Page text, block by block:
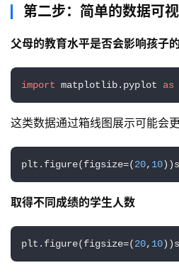
群
运
营
记
教
软
件
应
第二步：简单的数据可
父母的教育水平是否会影响孩子
import matplotlib.pyplot as
这类数据通过箱线图展示可能会
plt.figure(figsize=(20, 10
取得不同成绩的学生人数
plt.figure(figsize=(20, 10